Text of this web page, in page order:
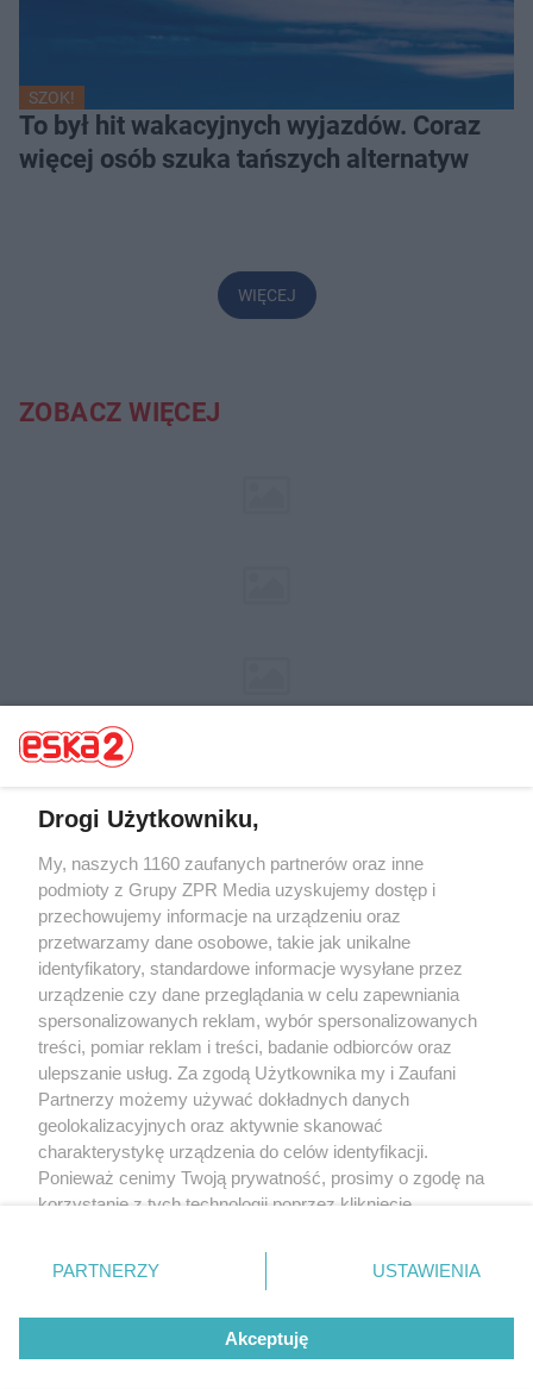
SZOK!
To był hit wakacyjnych wyjazdów. Coraz
więcej osób szuka tańszych alternatyw
WIĘCEJ
ZOBACZ WIĘCEJ
Żaden utwór zamieszczony w serwisie nie może być powielany i
rozpowszechniany lub dalej rozpowszechniany w jakikolwiek sposób (w
tym także elektroniczny lub mechaniczny) na jakimkolwiek polu
eksploatacji w jakiejkolwiek formie, włącznie z umieszczaniem w Internecie
bez pisemnej zgody właściciela praw. Jakiekolwiek użycie lub
wykorzystanie utworów w całości lub w części z naruszeniem prawa, tzn.
bez właściwej zgody, jest zabronione pod groźbą kary i może być ścigane
prawnie.
Informacje prawne
Nasze serwisy
Drogi Użytkowniku,
My, naszych 1160 zaufanych partnerów oraz inne
podmioty z Grupy ZPR Media uzyskujemy dostęp i
przechowujemy informacje na urządzeniu oraz
przetwarzamy dane osobowe, takie jak unikalne
identyfikatory, standardowe informacje wysyłane przez
urządzenie czy dane przeglądania w celu zapewniania
spersonalizowanych reklam, wybór spersonalizowanych
treści, pomiar reklam i treści, badanie odbiorców oraz
ulepszanie usług. Za zgodą Użytkownika my i Zaufani
Partnerzy możemy używać dokładnych danych
geolokalizacyjnych oraz aktywnie skanować
charakterystykę urządzenia do celów identyfikacji.
Ponieważ cenimy Twoją prywatność, prosimy o zgodę na
korzystanie z tych technologii poprzez kliknięcie
zmienić/wycofać klikając przycisk ustawień prywatności
znajdujący się w lewym dolnym rogu strony
rodzaje przetwarzania danych nie wymagają zgody
użytkownika, ale masz prawo sprzeciwić się takiemu
przetwarzaniu. Preferencje będą miały zastosowanie tylko
PARTNERZY USTAWIENIA
Akceptuję